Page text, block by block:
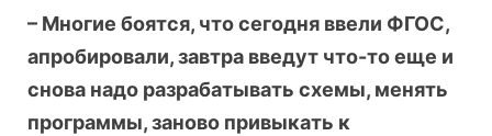
– Многие боятся, что сегодня ввели ФГОС,
апробировали, завтра введут что-то еще и
снова надо разрабатывать схемы, менять
программы, заново привыкать к